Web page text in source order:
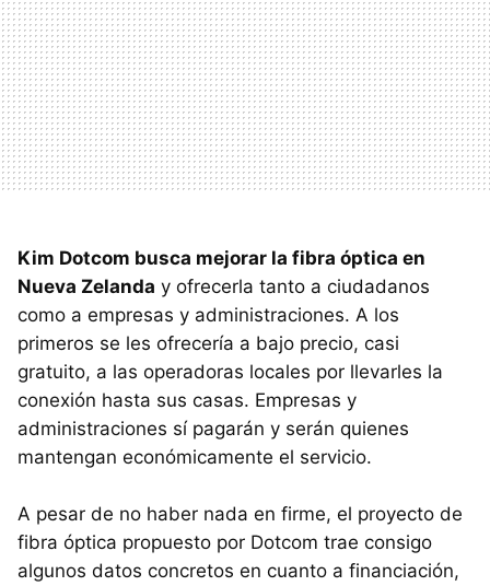
Kim Dotcom busca mejorar la fibra óptica en
Nueva Zelanda y ofrecerla tanto a ciudadanos
como a empresas y administraciones. A los
primeros se les ofrecería a bajo precio, casi
gratuito, a las operadoras locales por llevarles la
conexión hasta sus casas. Empresas y
administraciones sí pagarán y serán quienes
mantengan económicamente el servicio.
A pesar de no haber nada en firme, el proyecto de
fibra óptica propuesto por Dotcom trae consigo
algunos datos concretos en cuanto a financiación,